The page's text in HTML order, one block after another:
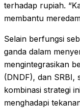
terhadap rupiah.
membantu
Selain berfungsi
ganda dalam
mengintegrasikan
(DNDF), dan SRBI,
kombinasi strategi
menghadapi